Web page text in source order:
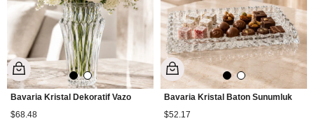
Bavaria Kristal Dekoratif Vazo
$68.48
Bavaria Kristal Baton Sunumluk
$52.17